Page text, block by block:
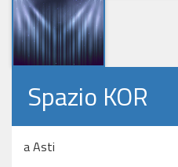
Spazio KOR
a Asti